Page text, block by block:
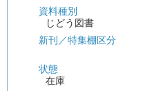
資料種別
じどう図書
新刊／特集棚区分
状態
在庫